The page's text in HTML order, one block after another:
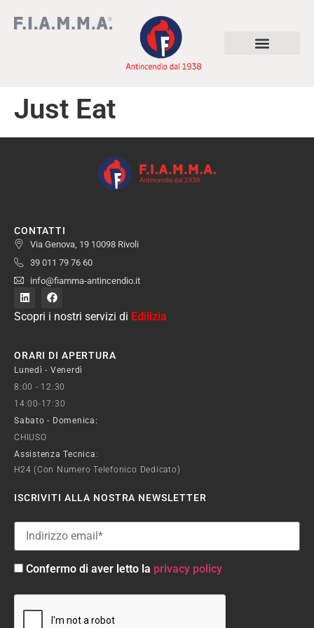
Just Eat
CONTATTI
Via Genova, 19 10098 Rivoli
39 011 79 76 60
info@fiamma-antincendio.it
Scopri i nostri servizi di Edilizia
ORARI DI APERTURA
Lunedì - Venerdì
8:00 - 12:30
14:00-17:30
Sabato - Domenica:
CHIUSO
Assistenza Tecnica:
H24 (con Numero Telefonico Dedicato)
ISCRIVITI ALLA NOSTRA NEWSLETTER
Confermo di aver letto la privacy policy